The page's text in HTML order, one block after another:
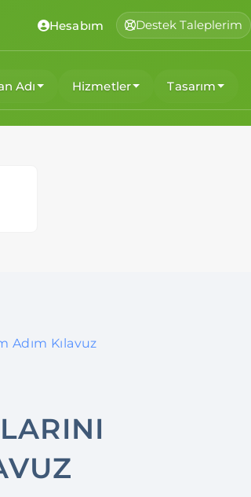
Hesabım Destek Taleplerim
Adı Hizmetler Tasarım
Adım Kılavuz